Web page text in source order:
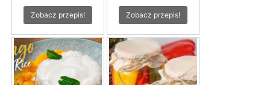
Zobacz przepis! Zobacz przepis!